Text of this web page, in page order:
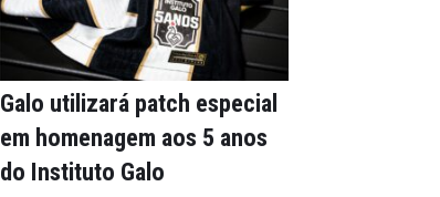
Galo utilizará patch especial
em homenagem aos 5 anos
do Instituto Galo